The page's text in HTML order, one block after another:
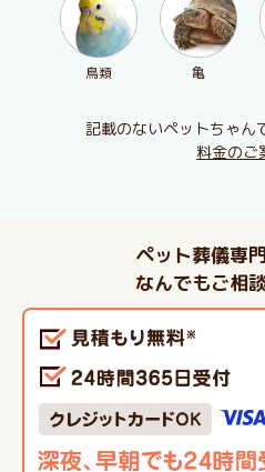
鳥類 亀
記載のないペットちゃん
料金のご
ペット葬儀専
なんでもご相